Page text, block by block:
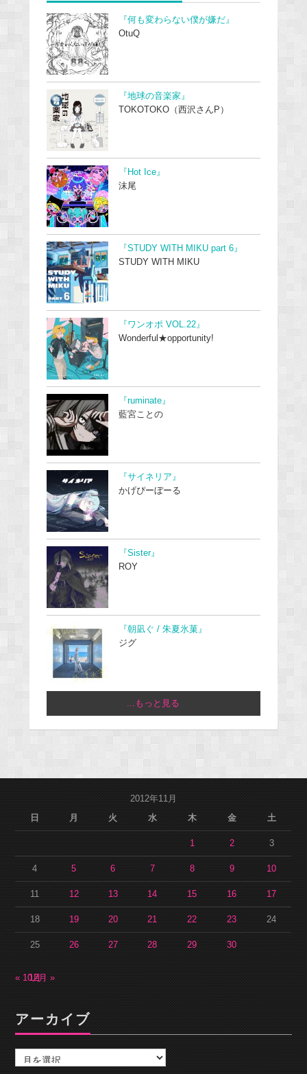
『何も変わらない僕が嫌だ』
OtuQ
『地球の音楽家』
TOKOTOKO（西沢さんP）
『Hot Ice』
沫尾
『STUDY WITH MIKU part 6』
STUDY WITH MIKU
『ワンオポ VOL.22』
Wonderful★opportunity!
『ruminate』
藍宮ことの
『サイネリア』
かげぴーぼーる
『Sister』
ROY
『朝凪ぐ / 朱夏氷菓』
ジグ
...もっと見る
2012年11月
日
月 火 水 木 金 土
1 2 3
4 5 6 7 8 9 10
11 12 13 14 15 16 17
18 19 20 21 22 23 24
25 26 27 28 29 30
« 10月12月 »
アーカイブ
カ